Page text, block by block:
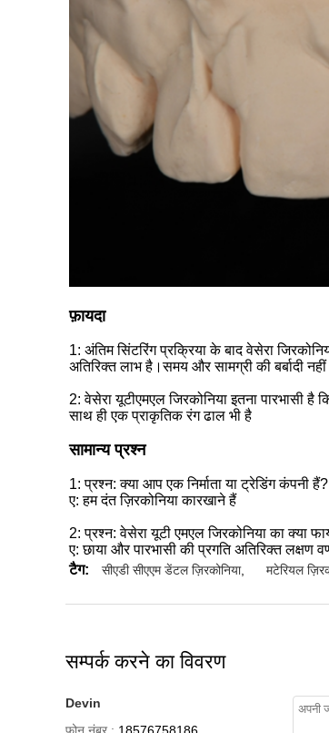
फ़ायदा
1: अंतिम सिंटरिंग प्रक्रिया के बाद वेसेरा
अतिरिक्त लाभ है।समय और सामग्री की बर्बादी
2: वेसेरा यूटीएमएल जिरकोनिया इतना
साथ ही एक प्राकृतिक रंग ढाल भी है
सामान्य प्रश्न
1: प्रश्न: क्या आप एक निर्माता या ट्रेडिंग कंपनी हैं?
ए: हम दंत ज़िरकोनिया कारखाने हैं
2: प्रश्न: वेसेरा यूटी एमएल जिरकोनिया का क्या
ए: छाया और पारभासी की प्रगति अतिरिक्त
टैग:
सीएडी सीएएम डेंटल ज़िरकोनिया, मटेरियल
सम्पर्क करने का विवरण
Devin